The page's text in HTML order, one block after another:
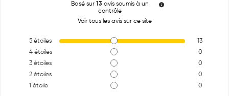
Basé sur 13 avis soumis à un
contrôle
Voir tous les avis sur ce site
5 étoiles
13
4 étoiles
0
3 étoiles
0
2 étoiles
0
1 étoile 0